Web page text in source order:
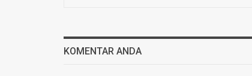
KOMENTAR ANDA